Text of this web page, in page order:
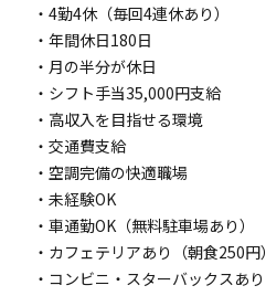
・4勤4休（毎回4連休あり）
・年間休日180日
・月の半分が休日
・シフト手当35,000円支給
・高収入を目指せる環境
・交通費支給
・空調完備の快適職場
・未経験OK
・車通勤OK（無料駐車場あり）
・カフェテリアあり（朝食250円）
・コンビニ・スターバックスあり